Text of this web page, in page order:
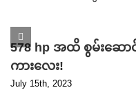
578 hp အထိ စွမ်းဆော
ကားလေး!
July 15th, 2023